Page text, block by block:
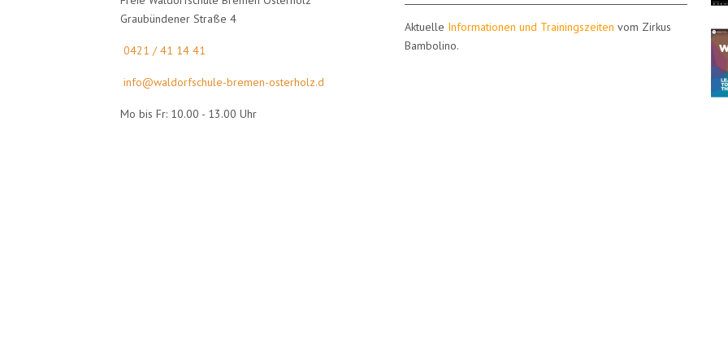
Graubündener Straße 4
0421 / 41 14 41
info@waldorfschule-bremen-osterholz.d
Mo bis Fr: 10.00 - 13.00 Uhr
Aktuelle Informationen und Trainingszeiten vom Zirkus
Bambolino.